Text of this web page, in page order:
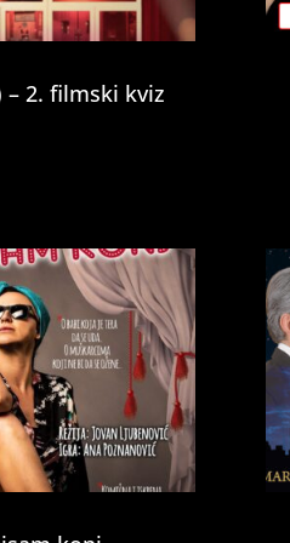
– 2. filmski kviz